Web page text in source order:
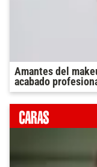
Amantes del
acabado